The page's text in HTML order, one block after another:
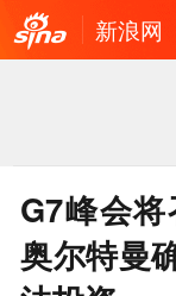
新浪网
G7峰会
奥尔特曼